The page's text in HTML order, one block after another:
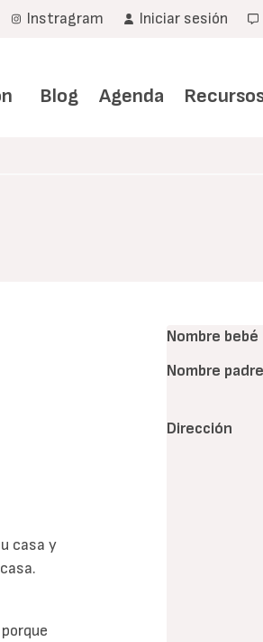
Instragram Iniciar sesión
Blog Agenda
casa y
Nombre bebé
Nombre
Dirección